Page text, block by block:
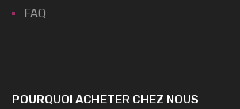
FAQ
POURQUOI ACHETER CHEZ NOUS